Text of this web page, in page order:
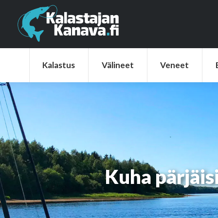
Kalastus Välineet Veneet
Kuha
Kalastus Välineet